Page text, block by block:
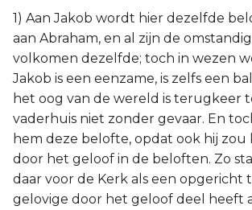
1) Aan Jakob wordt hier dezelfde
aan Abraham, en al zijn de
volkomen dezelfde; toch in wezen
Jakob is een eenzame, is zelfs een
het oog van de wereld is terugkeer
vaderhuis niet zonder gevaar. En
hem deze belofte, opdat ook hij zou
door het geloof in de beloften. Zo
daar voor de Kerk als een opgericht
gelovige door het geloof deel heeft